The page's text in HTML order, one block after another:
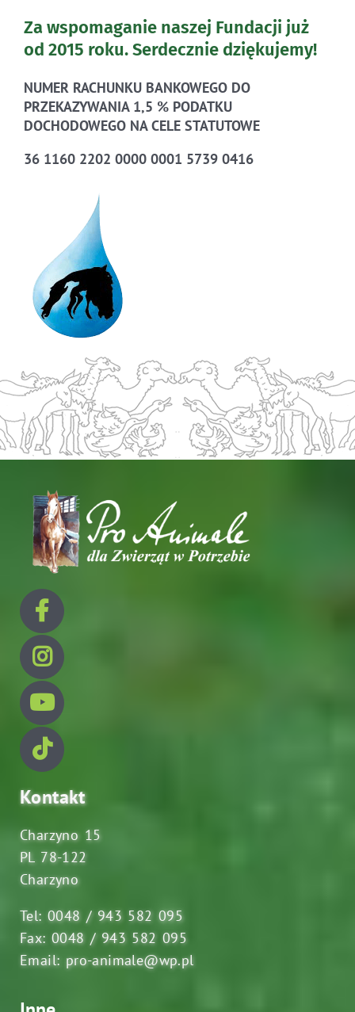
Za wspomaganie naszej Fundacji już
od 2015 roku.Serdecznie dziękujemy!
NUMER RACHUNKU BANKOWEGO DO
PRZEKAZYWANIA 1,5 % PODATKU
DOCHODOWEGO NA CELE STATUTOWE
36 1160 2202 0000 0001 5739 0416
Kontakt
Charzyno 15
PL 78-122
Charzyno
Tel: 0048 / 943 582 095
Fax: 0048 / 943 582 095
Email: pro-animale@wp.pl